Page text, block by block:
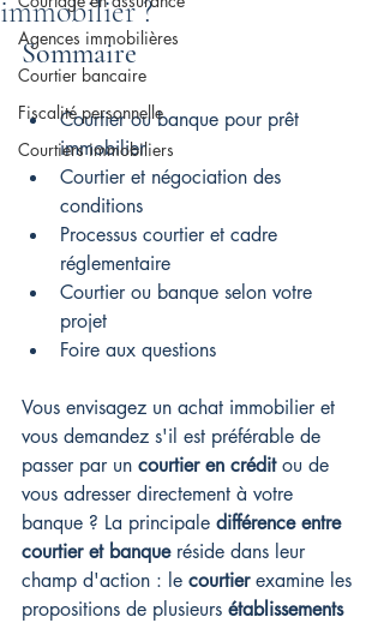
Agences immobilières
Courtier bancaire
Fiscalité personnelle
Courtiers immobiliers
immobilier ?
Sommaire
Courtier ou banque pour prêt
immobilier
Courtier et négociation des
conditions
Processus courtier et cadre
réglementaire
Courtier ou banque selon votre
projet
Foire aux questions
Vous envisagez un achat immobilier et
vous demandez s'il est préférable de
passer par un courtier en crédit ou de
vous adresser directement à votre
banque ? La principale différence entre
courtier et banque réside dans leur
champ d'action : le courtier examine les
propositions de plusieurs établissements